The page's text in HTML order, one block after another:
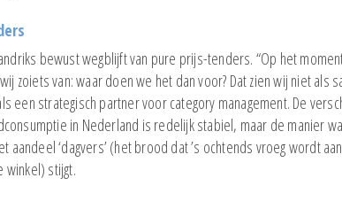
bewust wegblijft van pure prijs-tenders. “Op het
zoiets van: waar doen we het dan voor? Dat zien wij niet als
een strategisch partner voor category management. De
in Nederland is redelijk stabiel, maar de manier
aandeel ‘dagvers’ (het brood dat ’s ochtends vroeg wordt
winkel) stijgt.